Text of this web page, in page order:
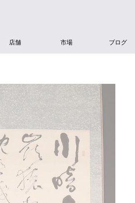
店舗 市場 ブログ